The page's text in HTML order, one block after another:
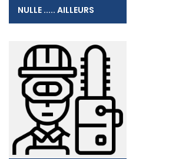
NULLE ..... AILLEURS